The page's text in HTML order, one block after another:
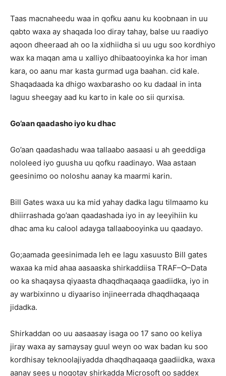
Taas macnaheedu waa in qofku aanu ku koobnaan in uu
qabto waxa ay shaqada loo diray tahay, balse uu raadiyo
aqoon dheeraad ah oo la xidhiidha si uu ugu soo kordhiyo
wax ka maqan ama u xalliyo dhibaatooyinka ka hor iman
kara, oo aanu mar kasta gurmad uga baahan. cid kale.
Shaqadaada ka dhigo waxbarasho oo ku dadaal in inta
laguu sheegay aad ku karto in kale oo sii qurxisa.
Go’aan qaadasho iyo ku dhac
Go’aan qaadashadu waa tallaabo aasaasi u ah geeddiga
nololeed iyo guusha uu qofku raadinayo. Waa astaan
geesinimo oo noloshu aanay ka maarmi karin.
Bill Gates waxa uu ka mid yahay dadka lagu tilmaamo ku
dhiirrashada go’aan qaadashada iyo in ay leeyihiin ku
dhac ama ku calool adayga tallaabooyinka uu qaadayo.
Go;aamada geesinimada leh ee lagu xasuusto Bill gates
waxaa ka mid ahaa aasaaska shirkaddiisa TRAF–O–Data
oo ka shaqaysa qiyaasta dhaqdhaqaaqa gaadiidka, iyo in
ay warbixinno u diyaariso injineerrada dhaqdhaqaaqa
jidadka.
Shirkaddan oo uu aasaasay isaga oo 17 sano oo keliya
jiray waxa ay samaysay guul weyn oo wax badan ku soo
kordhisay teknoolajiyadda dhaqdhaqaaqa gaadiidka, waxa
aanay sees u noqotay shirkadda Microsoft oo saddex